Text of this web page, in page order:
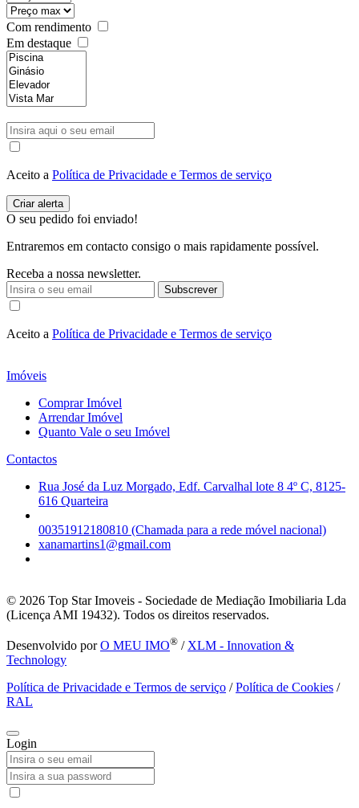
Com rendimento
Em destaque
Aceito a Política de Privacidade e Termos de serviço
O seu pedido foi enviado!
Entraremos em contacto consigo o mais rapidamente possível.
Receba a nossa newsletter.
Subscrever
Aceito a Política de Privacidade e Termos de serviço
Imóveis
Comprar Imóvel
Arrendar Imóvel
Quanto Vale o seu Imóvel
Contactos
Rua José da Luz Morgado, Edf. Carvalhal lote 8 4º C, 8125-
616 Quarteira
00351912180810 (Chamada para a rede móvel nacional)
xanamartins1@gmail.com
© 2026 Top Star Imoveis - Sociedade de Mediação Imobiliaria Lda
(Licença AMI 19432). Todos os direitos reservados.
Desenvolvido porO MEU IMO® / XLM - Innovation &
Technology
Política de Privacidade e Termos de serviço /Política de Cookies /
RAL
Login